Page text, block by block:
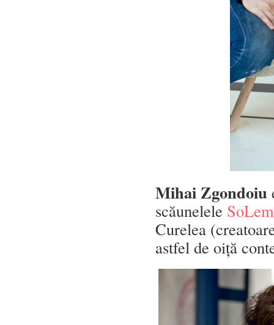
Mihai Zgondoiu
scăunelele
Curelea
astfel de oiță